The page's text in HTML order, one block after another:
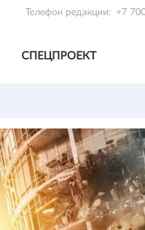
Телефон редакции: +7
СПЕЦПРОЕКТ